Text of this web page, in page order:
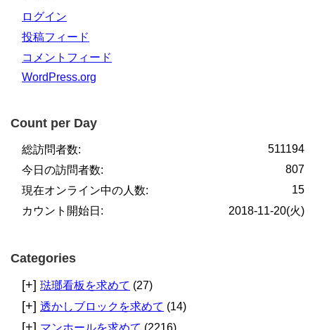
ログイン
投稿フィード
コメントフィード
WordPress.org
Count per Day
511194
総訪問者数:
807
今日の訪問者数:
15
現在オンライン中の人数:
2018-11-20(火)
カウント開始日:
Categories
[+] 琺瑯看板を求めて (27)
[+] 透かしブロックを求めて (14)
[+] マンホールを求めて (2216)